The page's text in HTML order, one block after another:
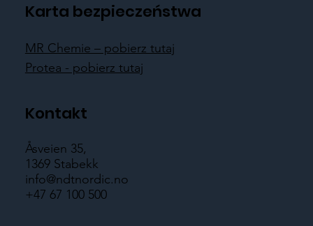
Karta bezpieczeństwa
MR Chemie – pobierz tutaj
Protea - pobierz tutaj
Kontakt
Åsveien 35,
1369 Stabekk
info@ndtnordic.no
+47 67 100 500